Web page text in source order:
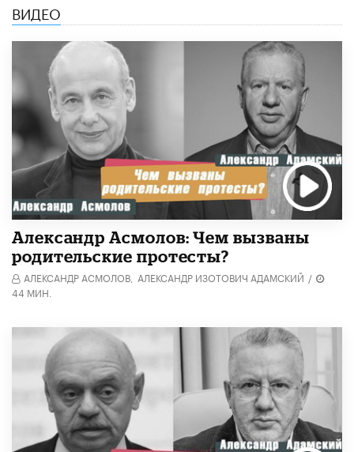
ВИДЕО
Александр Асмолов: Чем вызваны
родительские протесты?
АЛЕКСАНДР АСМОЛОВ, АЛЕКСАНДР ИЗОТОВИЧ АДАМСКИЙ /
44 МИН.